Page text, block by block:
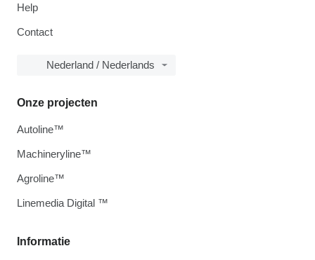
Help
Contact
Nederland / Nederlands
Informatie
Onze projecten
Autoline™
Machineryline™
Agroline™
Linemedia Digital ™